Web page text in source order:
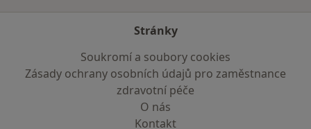
Stránky
Soukromí a soubory cookies
Zásady ochrany osobních údajů pro zaměstnance
zdravotní péče
O nás
Kontakt